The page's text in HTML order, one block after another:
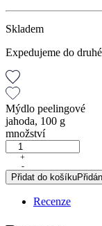
Skladem
Expedujeme do
Mýdlo peelingové
jahoda, 100 g
množství
+
-
Přidat do košíku
Recenze